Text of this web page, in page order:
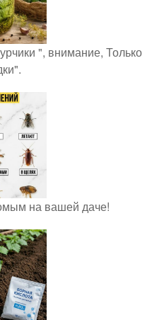
", внимание, Только
на вашей даче!